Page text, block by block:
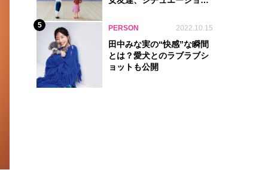
5 PERSON 2022.10.15
田中みな実の“快感”な瞬間
とは？愛犬とのラブラブシ
ョットも公開